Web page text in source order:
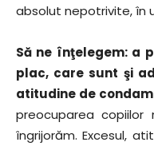
absolut nepotrivite, în
Să ne înţelegem: a
plac, care sunt şi
atitudine de
preocuparea
îngrijorăm. Excesul,